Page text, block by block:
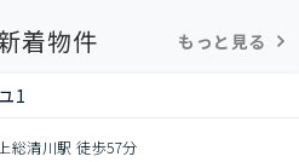
着物件 もっと見る
1
総清川駅 徒歩57分